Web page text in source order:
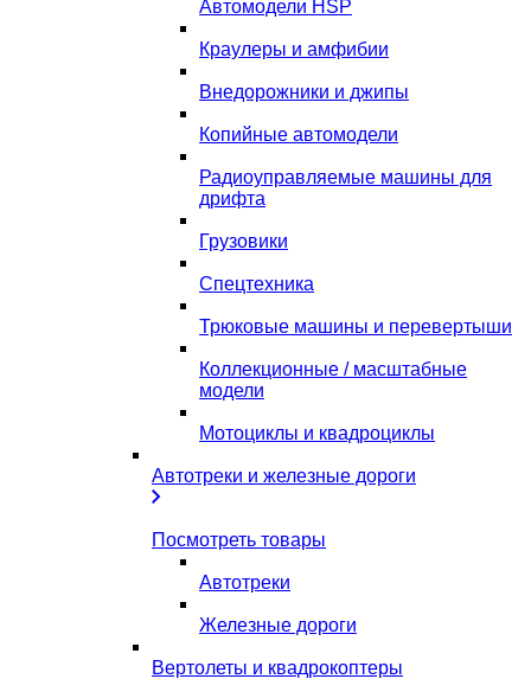
Автомодели HSP
Краулеры и амфибии
Внедорожники и джипы
Копийные автомодели
Радиоуправляемые машины для
дрифта
Грузовики
Спецтехника
Трюковые машины и перевертыши
Коллекционные / масштабные
модели
Мотоциклы и квадроциклы
Автотреки и железные дороги
Посмотреть товары
Автотреки
Железные дороги
Вертолеты и квадрокоптеры